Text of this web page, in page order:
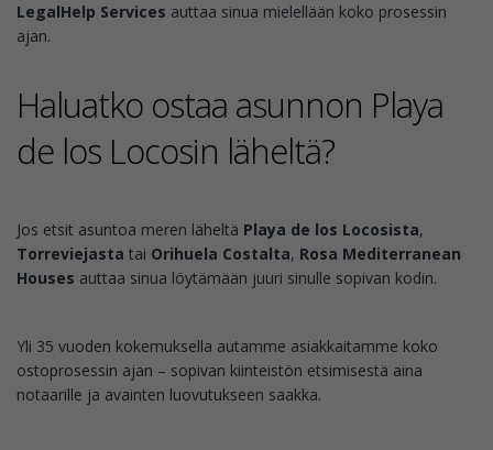
LegalHelp Services auttaa sinua mielellään koko prosessin
ajan.
Haluatko ostaa asunnon Playa
de los Locosin läheltä?
Jos etsit asuntoa meren läheltä Playa de los Locosista,
Torreviejasta tai Orihuela Costalta, Rosa Mediterranean
Houses auttaa sinua löytämään juuri sinulle sopivan kodin.
Yli 35 vuoden kokemuksella autamme asiakkaitamme koko
ostoprosessin ajan – sopivan kiinteistön etsimisestä aina
notaarille ja avainten luovutukseen saakka.